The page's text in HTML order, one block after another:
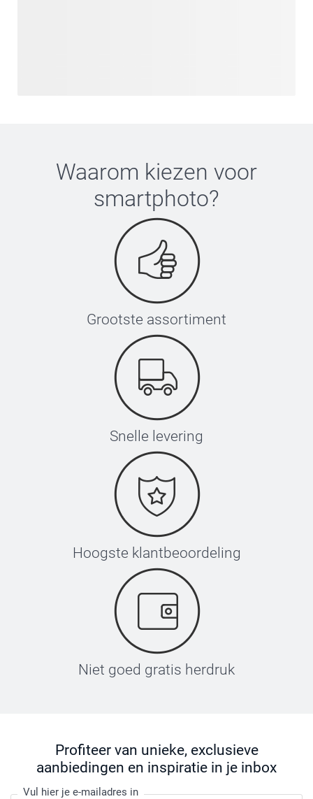
Waarom kiezen voor
smartphoto?
Grootste assortiment
Snelle levering
Hoogste klantbeoordeling
Niet goed gratis herdruk
Profiteer van unieke, exclusieve
aanbiedingen en inspiratie in je inbox
Vul hier je e-mailadres in